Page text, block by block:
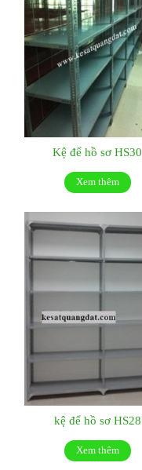
Kệ để hồ sơ HS30
Xem thêm
kệ để hồ sơ HS28
Xem thêm